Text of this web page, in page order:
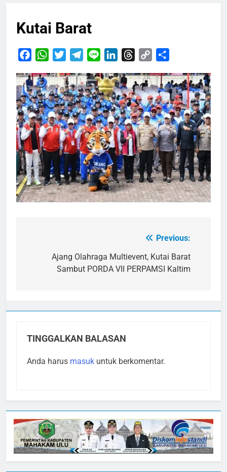
Kutai Barat
FacebookWhatsApp
TwitterTelegram
Line LinkedInThreads
Copy
Previous:
Ajang Olahraga Multievent, Kutai Barat
Sambut PORDA VII PERPAMSI Kaltim
TINGGALKAN BALASAN
Anda harus masuk untuk berkomentar.